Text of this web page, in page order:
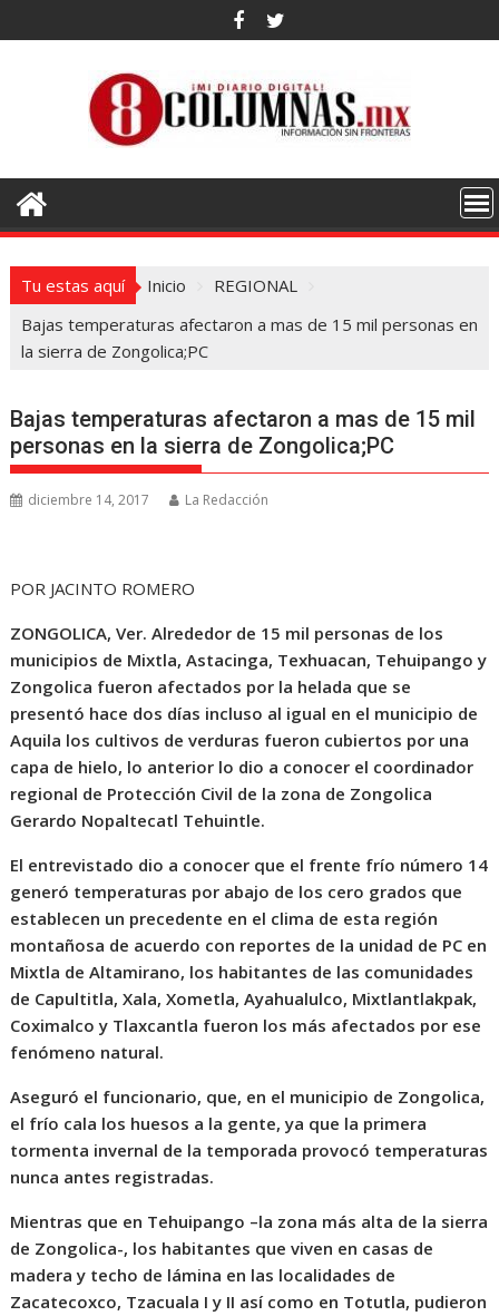
al
Tu estas aquí Inicio
REGIONAL
Bajas temperaturas afectaron a mas de 15 mil personas en
la sierra de Zongolica;PC
Bajas temperaturas afectaron a mas de 15 mil
personas en la sierra de Zongolica;PC
diciembre 14, 2017 La Redacción
POR JACINTO ROMERO
ZONGOLICA, Ver. Alrededor de 15 mil personas de los
municipios de Mixtla, Astacinga, Texhuacan, Tehuipango y
Zongolica fueron afectados por la helada que se
presentó hace dos días incluso al igual en el municipio de
Aquila los cultivos de verduras fueron cubiertos por una
capa de hielo, lo anterior lo dio a conocer el coordinador
regional de Protección Civil de la zona de Zongolica
Gerardo Nopaltecatl Tehuintle.
El entrevistado dio a conocer que el frente frío número 14
generó temperaturas por abajo de los cero grados que
establecen un precedente en el clima de esta región
montañosa de acuerdo con reportes de la unidad de PC en
Mixtla de Altamirano, los habitantes de las comunidades
de Capultitla, Xala, Xometla, Ayahualulco, Mixtlantlakpak,
Coximalco y Tlaxcantla fueron los más afectados por ese
fenómeno natural.
Aseguró el funcionario, que, en el municipio de Zongolica,
el frío cala los huesos a la gente, ya que la primera
tormenta invernal de la temporada provocó temperaturas
nunca antes registradas.
Mientras que en Tehuipango –la zona más alta de la sierra
de Zongolica-, los habitantes que viven en casas de
madera y techo de lámina en las localidades de
Zacatecoxco, Tzacuala I y II así como en Totutla, pudieron